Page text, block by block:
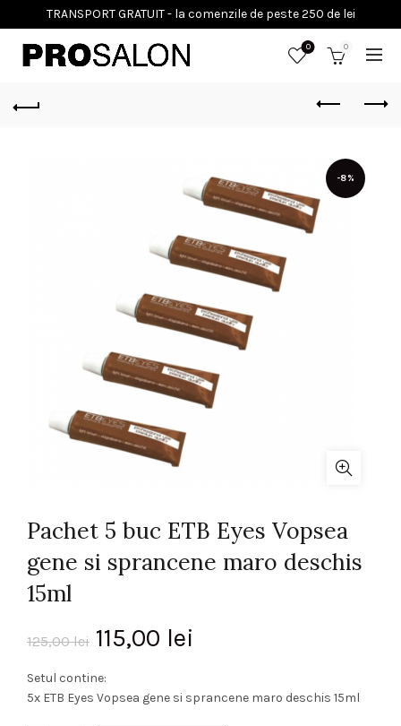
0 0
-8%
Pachet 5 buc ETB Eyes Vopsea
gene si sprancene maro deschis
15ml
125,00lei Prețul
inițial
115,00 lei
Setul contine:
5x ETB Eyes Vopsea gene si sprancene maro deschis 15ml